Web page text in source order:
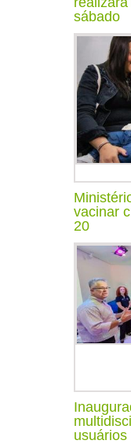
sábado
vacinar
20
usuários